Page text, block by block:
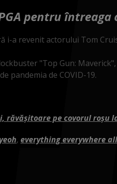
pentru întreaga
i-a revenit actorului Tom
"Top Gun:
pandemia de COVID-19.
răvășitoare pe covorul roșu
, everything everywhere